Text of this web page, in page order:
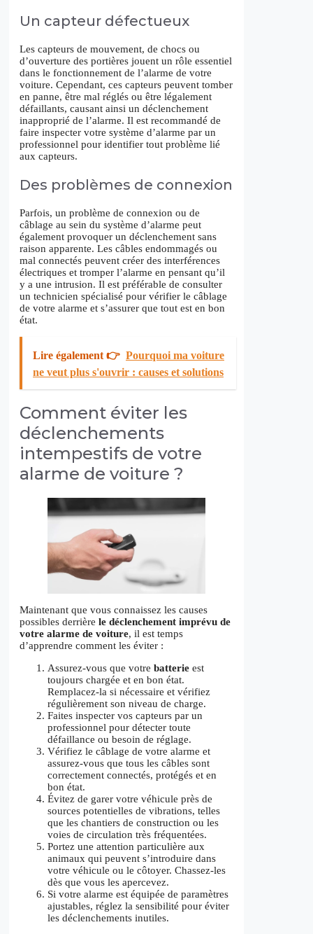
Un capteur défectueux
Les capteurs de mouvement, de chocs ou
d’ouverture des portières jouent un rôle essentiel
dans le fonctionnement de l’alarme de votre
voiture. Cependant, ces capteurs peuvent tomber
en panne, être mal réglés ou être légalement
défaillants, causant ainsi un déclenchement
inapproprié de l’alarme. Il est recommandé de
faire inspecter votre système d’alarme par un
professionnel pour identifier tout problème lié
aux capteurs.
Des problèmes de connexion
Parfois, un problème de connexion ou de
câblage au sein du système d’alarme peut
également provoquer un déclenchement sans
raison apparente. Les câbles endommagés ou
mal connectés peuvent créer des interférences
électriques et tromper l’alarme en pensant qu’il
y a une intrusion. Il est préférable de consulter
un technicien spécialisé pour vérifier le câblage
de votre alarme et s’assurer que tout est en bon
état.
Lire également 👉 Pourquoi ma voiture
ne veut plus s'ouvrir : causes et solutions
Comment éviter les
déclenchements
intempestifs de votre
alarme de voiture ?
Maintenant que vous connaissez les causes
possibles derrière le déclenchement imprévu de
votre alarme de voiture, il est temps
d’apprendre comment les éviter :
Assurez-vous que votre batterie est
toujours chargée et en bon état.
Remplacez-la si nécessaire et vérifiez
régulièrement son niveau de charge.
Faites inspecter vos capteurs par un
professionnel pour détecter toute
défaillance ou besoin de réglage.
Vérifiez le câblage de votre alarme et
assurez-vous que tous les câbles sont
correctement connectés, protégés et en
bon état.
Évitez de garer votre véhicule près de
sources potentielles de vibrations, telles
que les chantiers de construction ou les
voies de circulation très fréquentées.
Portez une attention particulière aux
animaux qui peuvent s’introduire dans
votre véhicule ou le côtoyer. Chassez-les
dès que vous les apercevez.
Si votre alarme est équipée de paramètres
ajustables, réglez la sensibilité pour éviter
les déclenchements inutiles.